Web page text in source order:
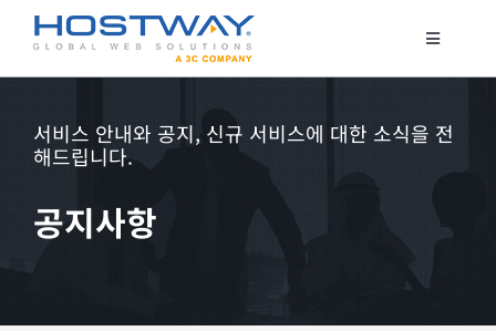
츠
Toggle
코로케이션
클라우드
보안서비스
고객지원
서비스 안내와 공지, 신규 서비스에 대한 소식을 전
해드립니다.
공지사항